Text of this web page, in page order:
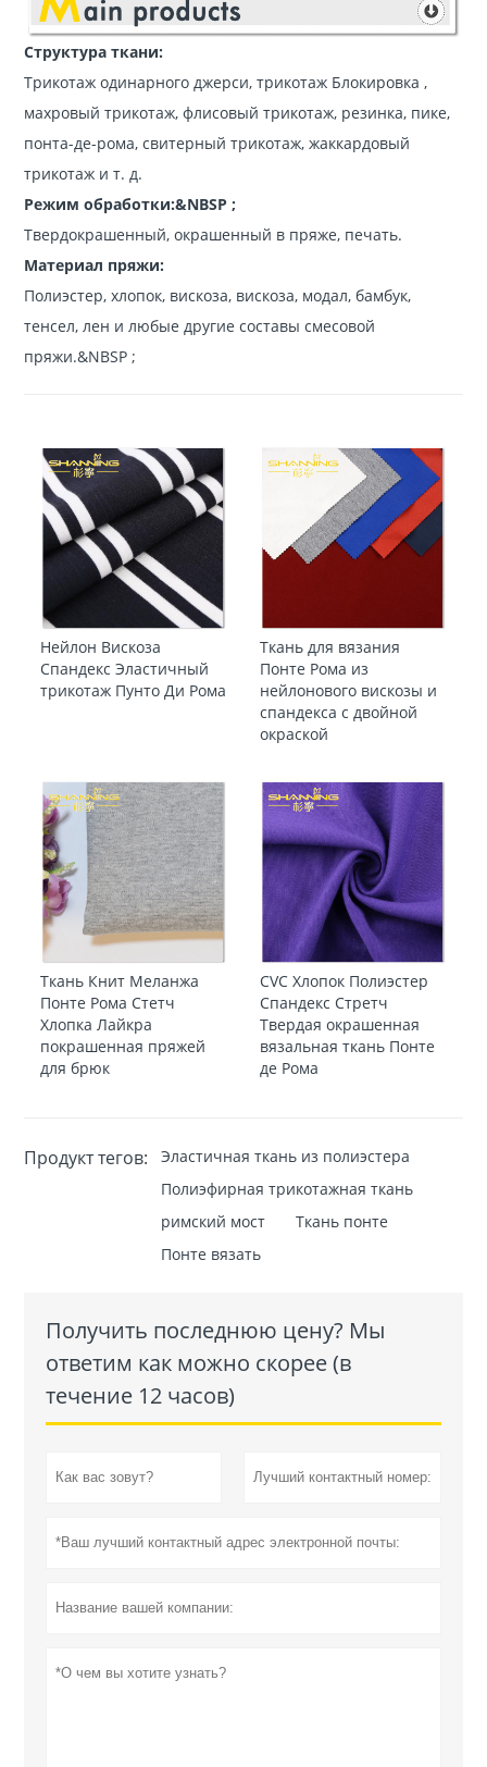
Структура ткани:
Трикотаж одинарного джерси, трикотаж Блокировка ,
махровый трикотаж, флисовый трикотаж, резинка, пике,
понта-де-рома, свитерный трикотаж, жаккардовый
трикотаж и т. д.
Режим обработки:&NBSP ;
Твердокрашенный, окрашенный в пряже, печать.
Материал пряжи:
Полиэстер, хлопок, вискоза, вискоза, модал, бамбук,
тенсел, лен и любые другие составы смесовой
пряжи.&NBSP ;
Нейлон Вискоза
Спандекс Эластичный
трикотаж Пунто Ди Рома
Ткань для вязания
Понте Рома из
нейлонового вискозы и
спандекса с двойной
окраской
Ткань Книт Меланжа
Понте Рома Стетч
Хлопка Лайкра
покрашенная пряжей
для брюк
CVC Хлопок Полиэстер
Спандекс Стретч
Твердая окрашенная
вязальная ткань Понте
де Рома
Продукт тегов:
Эластичная ткань из полиэстера
Полиэфирная трикотажная ткань
римский мост
Ткань понте
Понте вязать
Получить последнюю цену? Мы
ответим как можно скорее (в
течение 12 часов)